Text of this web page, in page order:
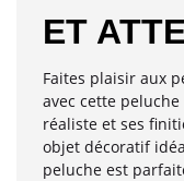
ET
Faites plaisir aux
avec cette
réaliste et ses
objet décoratif
peluche est